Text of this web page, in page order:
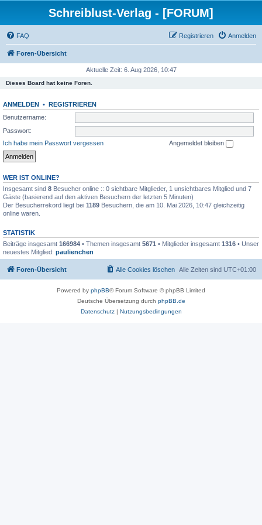
Schreiblust-Verlag - [FORUM]
FAQ Anmelden
Registrieren
Foren-Übersicht
Aktuelle Zeit: 6. Aug 2026, 10:47
Dieses Board hat keine Foren.
ANMELDEN • REGISTRIEREN
Benutzername:
Passwort:
Ich habe mein Passwort vergessen
Angemeldet bleiben
WER IST ONLINE?
Insgesamt sind 8 Besucher online :: 0 sichtbare Mitglieder, 1 unsichtbares Mitglied und 7
Gäste (basierend auf den aktiven Besuchern der letzten 5 Minuten)
Der Besucherrekord liegt bei 1189 Besuchern, die am 10. Mai 2026, 10:47 gleichzeitig
online waren.
STATISTIK
Beiträge insgesamt 166984 • Themen insgesamt 5671 • Mitglieder insgesamt 1316 • Unser
neuestes Mitglied: paulienchen
Foren-Übersicht Alle Zeiten sind UTC+01:00
Alle Cookies löschen
Powered by phpBB® Forum Software © phpBB Limited
Deutsche Übersetzung durch phpBB.de
Datenschutz| Nutzungsbedingungen